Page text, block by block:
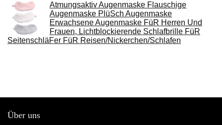
Atmungsaktiv Augenmaske Flauschige
Augenmaske PlüSch Augenmaske
Erwachsene Augenmaske FüR Herren Und
Frauen, Lichtblockierende Schlafbrille FüR
SeitenschläFer FüR Reisen/Nickerchen/Schlafen
Über uns